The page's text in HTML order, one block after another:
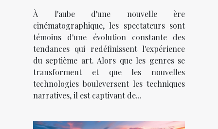
À l'aube d'une nouvelle ère
cinématographique, les spectateurs sont
témoins d'une évolution constante des
tendances qui redéfinissent l'expérience
du septième art. Alors que les genres se
transforment et que les nouvelles
technologies bouleversent les techniques
narratives, il est captivant de...